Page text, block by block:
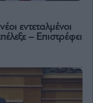
εντεταλμένοι
– Επιστρέφει